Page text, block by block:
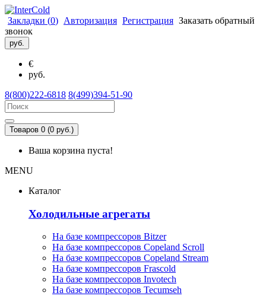
Закладки (0) Авторизация Регистрация Заказать обратный
звонок
руб.
€
руб.
8(800)222-6818 8(499)394-51-90
Товаров 0 (0 руб.)
Ваша корзина пуста!
MENU
Каталог
Холодильные агрегаты
На базе компрессоров Bitzer
На базе компрессоров Copeland Scroll
На базе компрессоров Copeland Stream
На базе компрессоров Frascold
На базе компрессоров Invotech
На базе компрессоров Tecumseh